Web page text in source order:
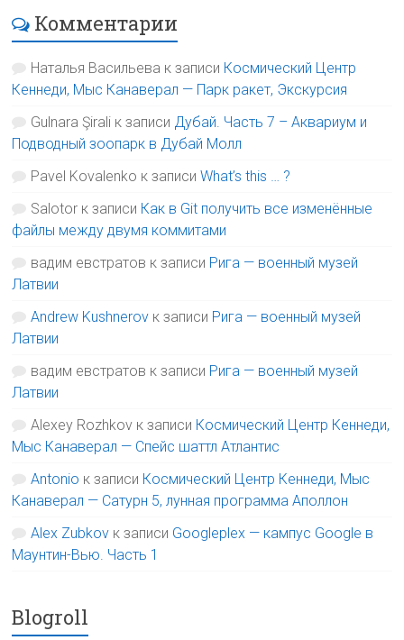
Комментарии
Наталья Васильева к записи Космический Центр
Кеннеди, Мыс Канаверал — Парк ракет, Экскурсия
Gulnara Şirali к записи Дубай. Часть 7 – Аквариум и
Подводный зоопарк в Дубай Молл
Pavel Kovalenko к записиWhat’s this … ?
Salotor к записи Как в Git получить все изменённые
файлы между двумя коммитами
вадим евстратов к записи Рига — военный музей
Латвии
Andrew Kushnerov к записи Рига — военный музей
Латвии
вадим евстратов к записи Рига — военный музей
Латвии
Alexey Rozhkov к записи Космический Центр Кеннеди,
Мыс Канаверал — Спейс шаттл Атлантис
Antonio к записи Космический Центр Кеннеди, Мыс
Канаверал — Сатурн 5, лунная программа Аполлон
Alex Zubkov к записи Googleplex — кампус Google в
Маунтин-Вью. Часть 1
Blogroll